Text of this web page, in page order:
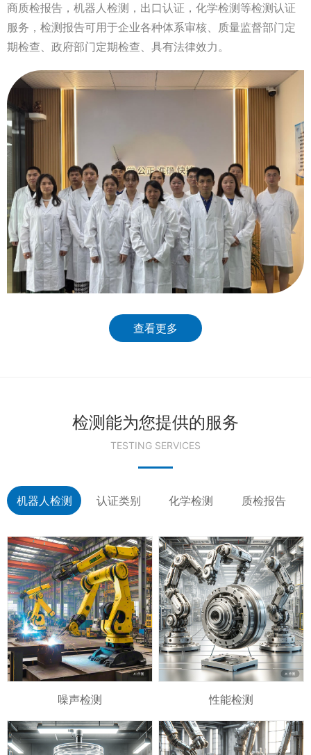
商质检报告，机器人检测，出口认证，化学检测等检测认证
服务，检测报告可用于企业各种体系审核、质量监督部门定
期检查、政府部门定期检查、具有法律效力。
查看更多
检测能为您提供的服务
TESTING SERVICES
机器人检测 认证类别 化学检测 质检报告
噪声检测 性能检测